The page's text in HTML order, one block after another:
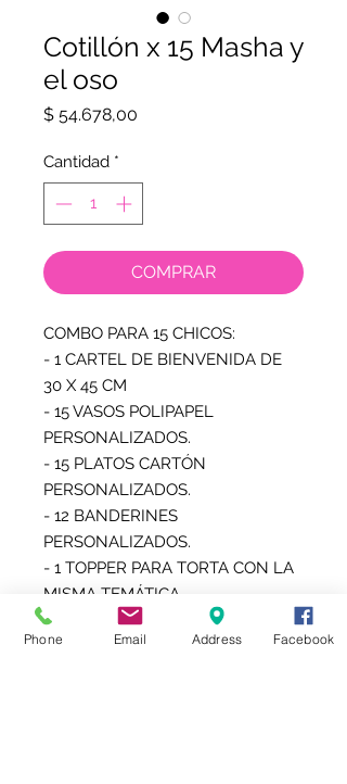
Cotillón x 15 Masha y
el oso
$ 54.678,00
Cantidad *
COMPRAR
COMBO PARA 15 CHICOS:
- 1 CARTEL DE BIENVENIDA DE
30 X 45 CM
- 15 VASOS POLIPAPEL
PERSONALIZADOS.
- 15 PLATOS CARTÓN
PERSONALIZADOS.
- 12 BANDERINES
PERSONALIZADOS.
- 1 TOPPER PARA TORTA CON LA
MISMA TEMÁTICA.
- 1 SERVILLETERO
- 15 BOLSITAS PERSONALIZADAS
Phone Email Address Facebook